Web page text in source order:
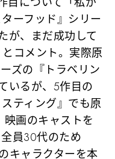
ーフッド』シリー
が、まだ成功して
コメント。実際原
ズの『トラベリン
いるが、5作目の
ティング』でも原
画のキャストを
員30代のため
キャラクターを本